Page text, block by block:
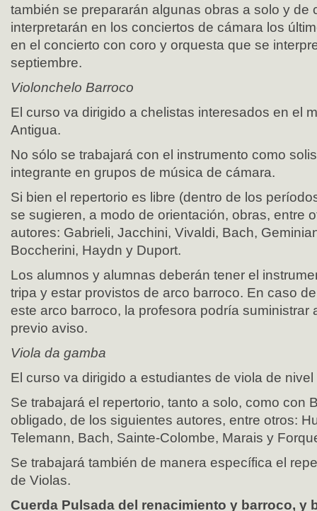
también se prepararán algunas obras a solo y de
interpretarán en los conciertos de cámara los
en el concierto con coro y orquesta que se
septiembre.
Violonchelo Barroco
El curso va dirigido a chelistas interesados en el
Antigua.
No sólo se trabajará con el instrumento como
integrante en grupos de música de cámara.
Si bien el repertorio es libre (dentro de los
se sugieren, a modo de orientación, obras, entre
autores: Gabrieli, Jacchini, Vivaldi, Bach,
Boccherini, Haydn y Duport.
Los alumnos y alumnas deberán tener el
tripa y estar provistos de arco barroco. En caso
este arco barroco, la profesora podría suministrar
previo aviso.
Viola da gamba
El curso va dirigido a estudiantes de viola de
Se trabajará el repertorio, tanto a solo, como con
obligado, de los siguientes autores, entre otros:
Telemann, Bach, Sainte-Colombe, Marais y
Se trabajará también de manera específica el
de Violas.
Cuerda Pulsada del renacimiento y barroco, y